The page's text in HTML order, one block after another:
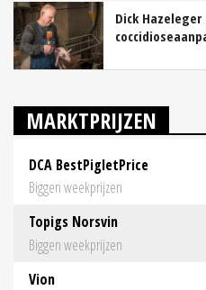
Dick
MARKTPRIJZEN
DCA BestPigletPrice
Biggen weekprijzen
Topigs Norsvin
Biggen weekprijzen
Vion